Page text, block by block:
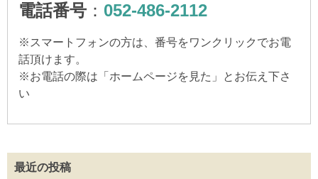
電話番号 ： 052-486-2112
※ スマートフォンの方は、番号をワンクリックでお電
話頂けます。
※お電話の際は「ホームページを見た」とお伝え下さ
い
最近の投稿